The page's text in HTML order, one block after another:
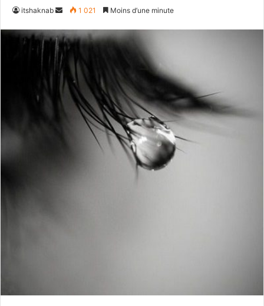
itshaknab
Envoyer
courriel
1 021 Moins d’une minute